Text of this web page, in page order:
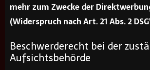
mehr zum Zwecke der
(Widerspruch nach Art. 21 Abs. 2
Beschwerderecht bei der
Aufsichtsbehörde